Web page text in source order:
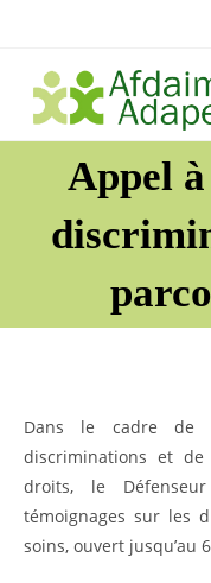
content
Appel
Dans le cadre de
discriminations et de
droits, le
témoignages sur les
soins, ouvert jusqu’au